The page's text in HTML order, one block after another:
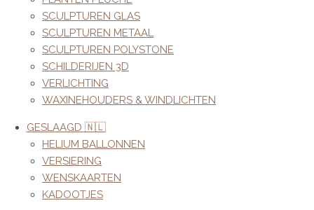
SCULPTUREN GLAS
SCULPTUREN METAAL
SCULPTUREN POLYSTONE
SCHILDERIJEN 3D
VERLICHTING
WAXINEHOUDERS & WINDLICHTEN
GESLAAGD 🇳🇱
HELIUM BALLONNEN
VERSIERING
WENSKAARTEN
KADOOTJES